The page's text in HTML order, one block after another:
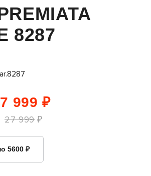
8287
999 ₽
27 999 ₽
5600 ₽